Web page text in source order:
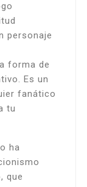
personaje
forma de
Es un
fanático
tu
ha
que